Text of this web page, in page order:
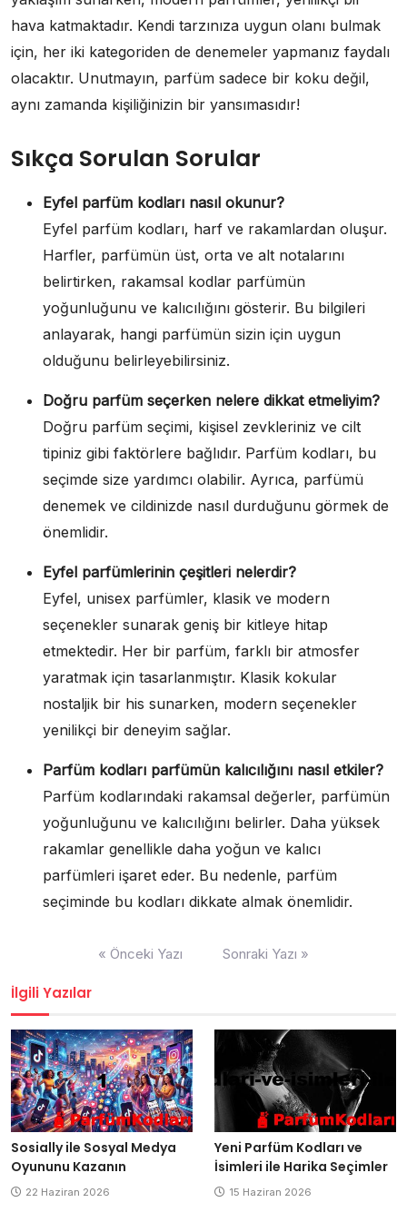
hava katmaktadır. Kendi tarzınıza uygun olanı bulmak
için, her iki kategoriden de denemeler yapmanız faydalı
olacaktır. Unutmayın, parfüm sadece bir koku değil,
aynı zamanda kişiliğinizin bir yansımasıdır!
Sıkça Sorulan Sorular
Eyfel parfüm kodları nasıl okunur?
Eyfel parfüm kodları, harf ve rakamlardan oluşur.
Harfler, parfümün üst, orta ve alt notalarını
belirtirken, rakamsal kodlar parfümün
yoğunluğunu ve kalıcılığını gösterir. Bu bilgileri
anlayarak, hangi parfümün sizin için uygun
olduğunu belirleyebilirsiniz.
Doğru parfüm seçerken nelere dikkat etmeliyim?
Doğru parfüm seçimi, kişisel zevkleriniz ve cilt
tipiniz gibi faktörlere bağlıdır. Parfüm kodları, bu
seçimde size yardımcı olabilir. Ayrıca, parfümü
denemek ve cildinizde nasıl durduğunu görmek de
önemlidir.
Eyfel parfümlerinin çeşitleri nelerdir?
Eyfel, unisex parfümler, klasik ve modern
seçenekler sunarak geniş bir kitleye hitap
etmektedir. Her bir parfüm, farklı bir atmosfer
yaratmak için tasarlanmıştır. Klasik kokular
nostaljik bir his sunarken, modern seçenekler
yenilikçi bir deneyim sağlar.
Parfüm kodları parfümün kalıcılığını nasıl etkiler?
Parfüm kodlarındaki rakamsal değerler, parfümün
yoğunluğunu ve kalıcılığını belirler. Daha yüksek
rakamlar genellikle daha yoğun ve kalıcı
parfümleri işaret eder. Bu nedenle, parfüm
seçiminde bu kodları dikkate almak önemlidir.
« Önceki Yazı Sonraki Yazı »
İlgili Yazılar
Sosially ile Sosyal Medya
Oyununu Kazanın
22 Haziran 2026
Yeni Parfüm Kodları ve
İsimleri ile Harika Seçimler
15 Haziran 2026